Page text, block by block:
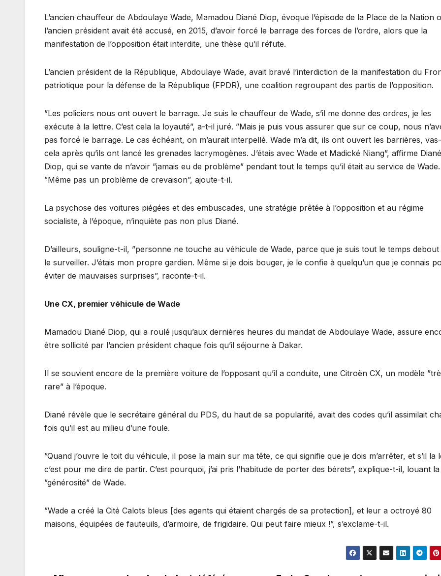
L’ancien chauffeur de Abdoulaye Wade, Mamadou Diané Diop, évoque l’épisode de la Place de la Nation
l’ancien président avait été accusé, en 2015, d’avoir forcé le barrage des forces de l’ordre, alors que la
manifestation de l’opposition était interdite, une thèse qu’il réfute.
L’ancien président de la République, Abdoulaye Wade, avait bravé l’interdiction de la manifestation du
patriotique pour la défense de la République (FPDR), une coalition regroupant des partis de l’opposition.
”Les policiers nous ont ouvert le barrage. Je suis le chauffeur de Wade, s’il me donne des ordres, je les
exécute à la lettre. C’est cela la loyauté”, a-t-il juré. ”Mais je puis vous assurer que sur ce coup, nous
pas forcé le barrage. Le cas échéant, on m’aurait interpellé. Wade m’a dit, ils ont ouvert les barrières,
cela après qu’ils ont lancé les grenades lacrymogènes. J’étais avec Wade et Madické Niang”, affirme Diané
Diop, qui se vante de n’avoir ”jamais eu de problème” pendant tout le temps qu’il était au service de Wade.
”Même pas un problème de crevaison”, ajoute-t-il.
La psychose des voitures piégées et des embuscades, une stratégie prêtée à l’opposition et au régime
socialiste, à l’époque, n’inquiète pas non plus Diané.
D’ailleurs, souligne-t-il, ”personne ne touche au véhicule de Wade, parce que je suis tout le temps
le surveiller. J’étais mon propre gardien. Même si je dois bouger, je le confie à quelqu’un que je connais
éviter de mauvaises surprises”, raconte-t-il.
Une CX, premier véhicule de Wade
Mamadou Diané Diop, qui a roulé jusqu’aux dernières heures du mandat de Abdoulaye Wade, assure
être sollicité par l’ancien président chaque fois qu’il séjourne à Dakar.
Il se souvient encore de la première voiture de l’opposant qu’il a conduite, une Citroën CX, un modèle
rare” à l’époque.
Diané révèle que le secrétaire général du PDS, du haut de sa popularité, avait des codes qu’il assimilait
fois qu’il est au milieu d’une foule.
”Quand j’ouvre le toit du véhicule, il pose la main sur ma tête, ce qui signifie que je dois m’arrêter, et s’il la
c’est pour me dire de partir. C’est pourquoi, j’ai pris l’habitude de porter des bérets”, explique-t-il, louant la
”générosité” de Wade.
”Wade a créé la Cité Calots bleus [des agents qui étaient chargés de sa protection], et leur a octroyé 80
maisons, équipées de fauteuils, d’armoire, de frigidaire. Qui peut faire mieux !”, s’exclame-t-il.